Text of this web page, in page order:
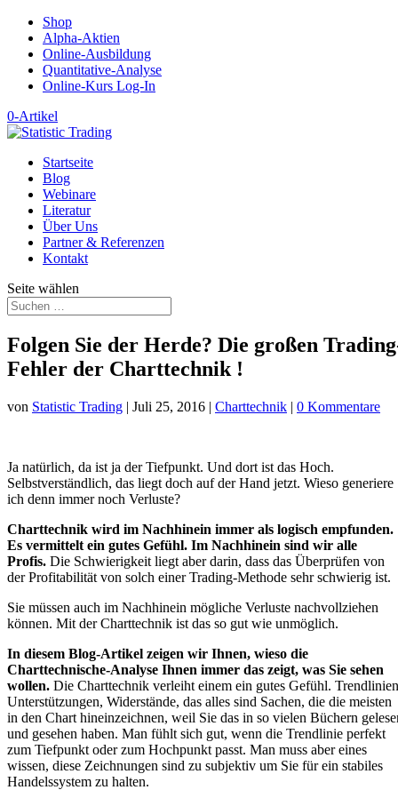
Shop
Alpha-Aktien
Online-Ausbildung
Quantitative-Analyse
Online-Kurs Log-In
0-Artikel
Startseite
Blog
Webinare
Literatur
Über Uns
Partner & Referenzen
Kontakt
Seite wählen
Folgen Sie der Herde? Die großen
Fehler der Charttechnik !
von Statistic Trading | Juli 25, 2016 | Charttechnik | 0 Kommentare
Ja natürlich, da ist ja der Tiefpunkt. Und dort ist das Hoch.
Selbstverständlich, das liegt doch auf der Hand jetzt. Wieso generiere
ich denn immer noch Verluste?
Charttechnik wird im Nachhinein immer als logisch empfunden.
Es vermittelt ein gutes Gefühl. Im Nachhinein sind wir alle
Profis. Die Schwierigkeit liegt aber darin, dass das Überprüfen von
der Profitabilität von solch einer Trading-Methode sehr schwierig ist.
Sie müssen auch im Nachhinein mögliche Verluste nachvollziehen
können. Mit der Charttechnik ist das so gut wie unmöglich.
In diesem Blog-Artikel zeigen wir Ihnen, wieso die
Charttechnische-Analyse Ihnen immer das zeigt, was Sie sehen
wollen. Die Charttechnik verleiht einem ein gutes Gefühl.
Unterstützungen, Widerstände, das alles sind Sachen, die die meisten
in den Chart hineinzeichnen, weil Sie das in so vielen Büchern
und gesehen haben. Man fühlt sich gut, wenn die Trendlinie perfekt
zum Tiefpunkt oder zum Hochpunkt passt. Man muss aber eines
wissen, diese Zeichnungen sind zu subjektiv um Sie für ein stabiles
Handelssystem zu halten.